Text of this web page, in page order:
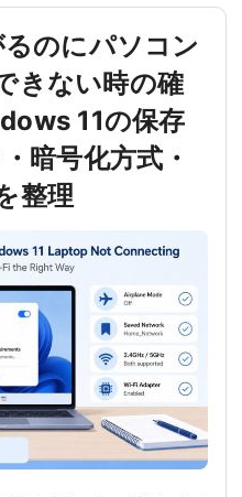
のにパソコン
きない時の確
11の保存
暗号化方式・
整理